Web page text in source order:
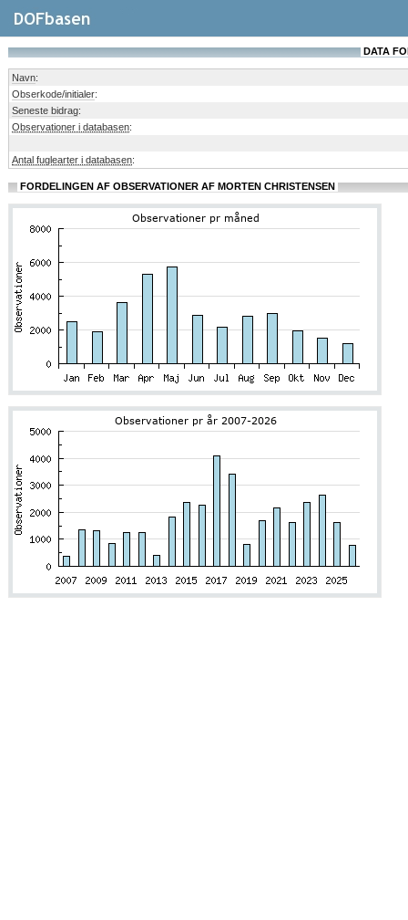
DATA
Navn:
Obserkode/initialer:
Seneste bidrag:
Observationer i databasen:
Antal fuglearter i databasen:
FORDELINGEN AF OBSERVATIONER AF MORTEN CHRISTENSEN